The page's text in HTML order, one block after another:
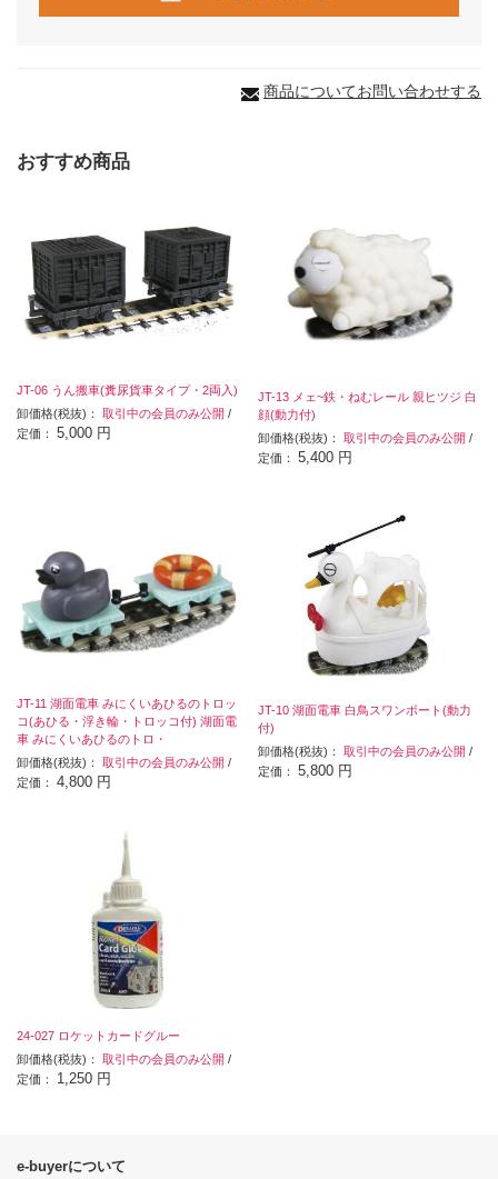
商品についてお問い合わせする
おすすめ商品
JT-06 うん搬車(糞尿貨車タイプ・2両入)
卸価格(税抜)： 取引中の会員のみ公開 /
定価： 5,000 円
JT-13 メェ~鉄・ねむレール 親ヒツジ 白
顔(動力付)
卸価格(税抜)：取引中の会員のみ公開 /
定価：5,400 円
JT-11 湖面電車 みにくいあひるのトロッ
コ(あひる・浮き輪・トロッコ付) 湖面電
車 みにくいあひるのトロ・
卸価格(税抜)： 取引中の会員のみ公開 /
定価： 4,800 円
JT-10 湖面電車 白鳥スワンボート(動力
付)
卸価格(税抜)：取引中の会員のみ公開 /
定価：5,800 円
24-027 ロケットカードグルー
卸価格(税抜)： 取引中の会員のみ公開 /
定価： 1,250 円
e-buyerについて